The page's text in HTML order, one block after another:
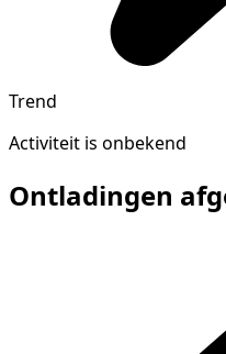
Trend
Activiteit is onbekend
Ontladingen